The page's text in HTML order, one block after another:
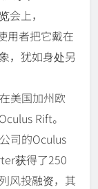
上，
用者把它戴在
，犹如身处另
美国加州欧
Rift。
司的Oculus
获得了250
风投融资，其